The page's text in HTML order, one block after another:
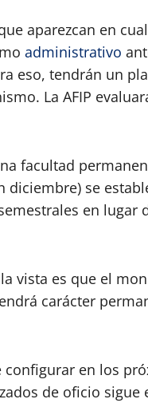
aparezcan en
administrativo
eso, tendrán un
La AFIP
facultad
se
en lugar
vista es que el
carácter
configurar en los
de oficio